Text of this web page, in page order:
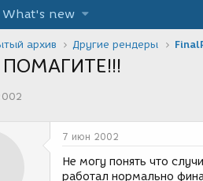
What's new
архив Другие рендеры
7 июн 2002
Не могу понять что
работал нормально